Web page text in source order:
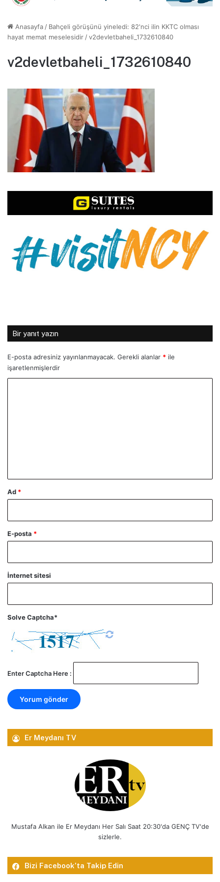
Anasayfa / Bahçeli görüşünü yineledi: 82'nci ilin KKTC olması
hayat memat meselesidir /v2devletbaheli_1732610840
v2devletbaheli_1732610840
Bir yanıt yazın
E-posta adresiniz yayınlanmayacak. Gerekli alanlar * ile
işaretlenmişlerdir
Ad *
E-posta *
İnternet sitesi
Solve Captcha*
Enter Captcha Here :
Er Meydanı TV
Mustafa Alkan ile Er Meydanı Her Salı Saat 20:30'da GENÇ TV'de
sizlerle.
Bizi Facebook’ta Takip Edin